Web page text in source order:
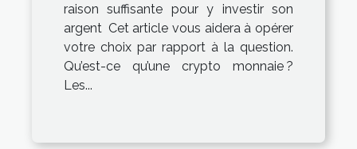
raison suffisante pour y investir son
argent Cet article vous aidera à opérer
votre choix par rapport à la question.
Qu’est-ce qu’une crypto monnaie ?
Les...